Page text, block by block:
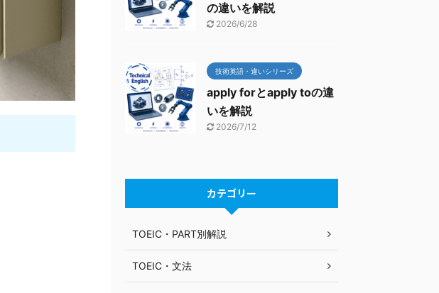
の違いを解説
2026/6/28
技術英語・違いシリーズ
apply forとapply toの違
いを解説
2026/7/12
カテゴリー
TOEIC・PART別解説
TOEIC・文法